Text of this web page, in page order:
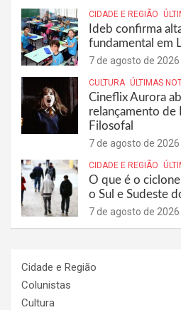
CIDADE E REGIÃO
Ideb confirma
fundamental em
7 de agosto de 2026
CULTURA ÚLTIMAS
Cineflix Aurora
relançamento de
Filosofal
7 de agosto de 2026
CIDADE E REGIÃO
O que é o
o Sul e Sudeste
7 de agosto de 2026
Cidade e Região
Colunistas
Cultura